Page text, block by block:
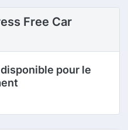
Free Car
pour le